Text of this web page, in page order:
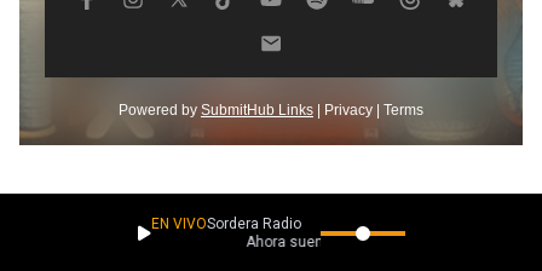
EN VIVOSordera Radio
Ahora suena